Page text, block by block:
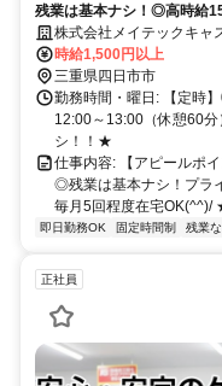
残業は基本ナシ！◎高時給
株式会社メイテックキャ
時給1,500円以上
三重県四日市市
勤務時間・曜日: 【定時
12:00～13:00（休憩60
シ！！★
仕事内容: 【アピールポ
◎残業は基本ナシ！プ
毎月5回程度在宅OK(^^)/
即日勤務OK 固定時間制 残業な
正社員